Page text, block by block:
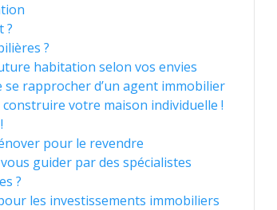
?
?
habitation selon vos envies
se rapprocher d’un agent immobilier
votre maison individuelle !
pour le revendre
guider par des spécialistes
?
les investissements immobiliers